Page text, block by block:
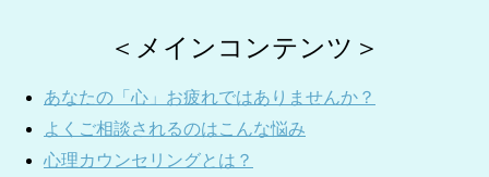
＜メインコンテンツ＞
あなたの「心」お疲れではありませんか？
よくご相談されるのはこんな悩み
心理カウンセリングとは？